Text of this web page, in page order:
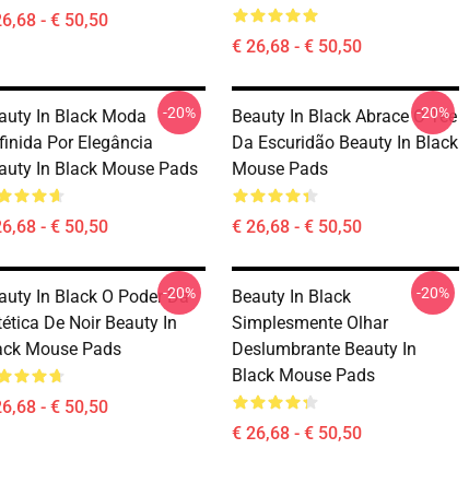
- € 50,50
€ 26,68 - € 50,50
In Black Moda
Por Elegância
In Black Mouse Pads
- € 50,50
-20%
Beauty In Black Abrace O Tee
Da Escuridão Beauty In Black
Mouse Pads
€ 26,68 - € 50,50
-20%
In Black O Poder Da
De Noir Beauty In
Mouse Pads
- € 50,50
-20%
Beauty In Black
Simplesmente Olhar
Deslumbrante Beauty In
Black Mouse Pads
€ 26,68 - € 50,50
-20%